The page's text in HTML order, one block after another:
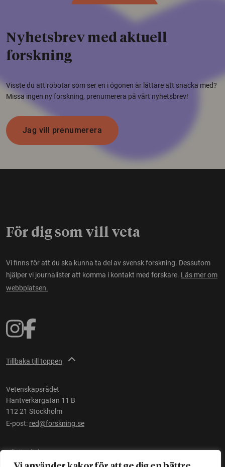
Nyhetsbrev med aktuell
forskning
Visste du att robotar som ser en i ögonen är lättare att snacka med?
Missa ingen ny forskning, prenumerera på vårt nyhetsbrev!
Jag vill prenumerera
För dig som vill veta
Vi finns för att du ska kunna ta del av svensk forskning. Dessutom
hjälper vi journalister att komma i kontakt med forskare. Läs mer om
webbplatsen.
Tillbaka till toppen
Vetenskapsrådet
Hantverkargatan 11 B
112 21 Stockholm
E-post: red@forskning.se
Tillgänglighet